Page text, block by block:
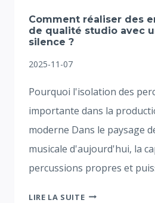
Comment réaliser des
de qualité studio avec
silence ?
2025-11-07
Pourquoi l'isolation des
importante dans la
moderne Dans le paysage
musicale d'aujourd'hui, la
percussions propres et
LIRE LA SUITECOMMENT